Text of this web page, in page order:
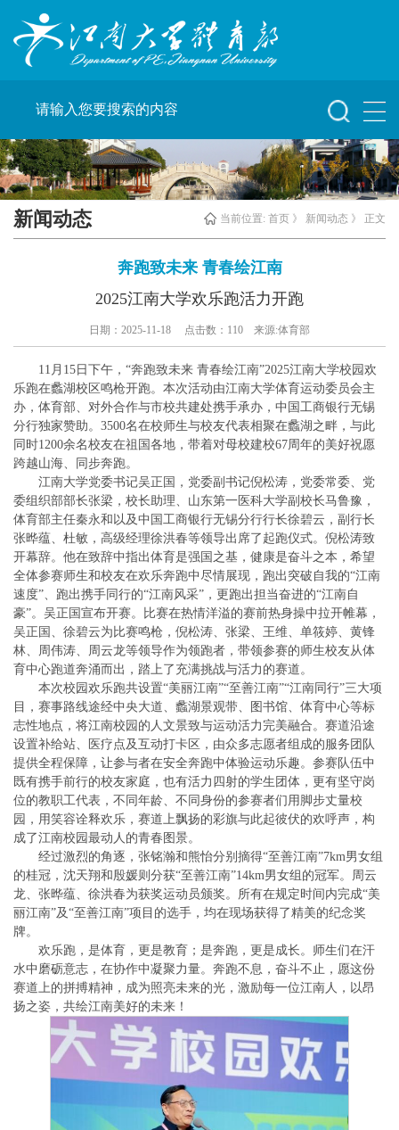
新闻动态 当前位置: 首页 》 新闻动态 》 正文
奔跑致未来 青春绘江南
2025江南大学欢乐跑活力开跑
日期：2025-11-18 点击数： 110 来源:体育部
11月15日下午，“奔跑致未来 青春绘江南”2025江南大学校园欢
乐跑在蠡湖校区鸣枪开跑。本次活动由江南大学体育运动委员会主
办，体育部、对外合作与市校共建处携手承办，中国工商银行无锡
分行独家赞助。3500名在校师生与校友代表相聚在蠡湖之畔，与此
同时1200余名校友在祖国各地，带着对母校建校67周年的美好祝愿
跨越山海、同步奔跑。
江南大学党委书记吴正国，党委副书记倪松涛，党委常委、党
委组织部部长张梁，校长助理、山东第一医科大学副校长马鲁豫，
体育部主任秦永和以及中国工商银行无锡分行行长徐碧云，副行长
张晔蕴、杜敏，高级经理徐洪春等领导出席了起跑仪式。倪松涛致
开幕辞。他在致辞中指出体育是强国之基，健康是奋斗之本，希望
全体参赛师生和校友在欢乐奔跑中尽情展现，跑出突破自我的“江南
速度”、跑出携手同行的“江南风采”，更跑出担当奋进的“江南自
豪”。吴正国宣布开赛。比赛在热情洋溢的赛前热身操中拉开帷幕，
吴正国、徐碧云为比赛鸣枪，倪松涛、张梁、王维、单筱婷、黄锋
林、周伟涛、周云龙等领导作为领跑者，带领参赛的师生校友从体
育中心跑道奔涌而出，踏上了充满挑战与活力的赛道。
本次校园欢乐跑共设置“美丽江南”“至善江南”“江南同行”三大项
目，赛事路线途经中央大道、蠡湖景观带、图书馆、体育中心等标
志性地点，将江南校园的人文景致与运动活力完美融合。赛道沿途
设置补给站、医疗点及互动打卡区，由众多志愿者组成的服务团队
提供全程保障，让参与者在安全奔跑中体验运动乐趣。参赛队伍中
既有携手前行的校友家庭，也有活力四射的学生团体，更有坚守岗
位的教职工代表，不同年龄、不同身份的参赛者们用脚步丈量校
园，用笑容诠释欢乐，赛道上飘扬的彩旗与此起彼伏的欢呼声，构
成了江南校园最动人的青春图景。
经过激烈的角逐，张铭瀚和熊怡分别摘得“至善江南”7km男女组
的桂冠，沈天翔和殷媛则分获“至善江南”14km男女组的冠军。周云
龙、张晔蕴、徐洪春为获奖运动员颁奖。所有在规定时间内完成“美
丽江南”及“至善江南”项目的选手，均在现场获得了精美的纪念奖
牌。
欢乐跑，是体育，更是教育；是奔跑，更是成长。师生们在汗
水中磨砺意志，在协作中凝聚力量。奔跑不息，奋斗不止，愿这份
赛道上的拼搏精神，成为照亮未来的光，激励每一位江南人，以昂
扬之姿，共绘江南美好的未来！